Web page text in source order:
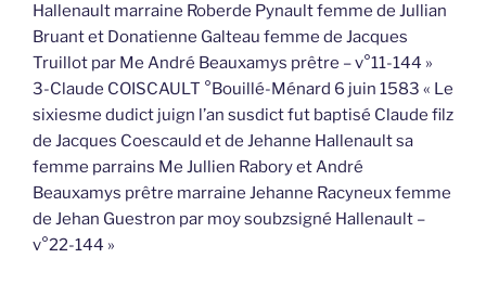
Hallenault marraine Roberde Pynault femme de Jullian
Bruant et Donatienne Galteau femme de Jacques
Truillot par Me André Beauxamys prêtre – v°11-144 »
3-Claude COISCAULT °Bouillé-Ménard 6 juin 1583 « Le
sixiesme dudict juign l’an susdict fut baptisé Claude filz
de Jacques Coescauld et de Jehanne Hallenault sa
femme parrains Me Jullien Rabory et André
Beauxamys prêtre marraine Jehanne Racyneux femme
de Jehan Guestron par moy soubzsigné Hallenault –
v°22-144 »